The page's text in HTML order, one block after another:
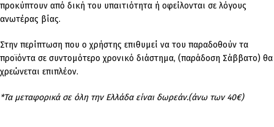
προκύπτουν από δική του υπαιτιότητα ή οφείλονται σε λόγους
ανωτέρας βίας.
Στην περίπτωση που ο χρήστης επιθυμεί να του παραδοθούν τα
προϊόντα σε συντομότερο χρονικό διάστημα, (παράδοση Σάββατο) θα
χρεώνεται επιπλέον.
*Τα μεταφορικά σε όλη την Ελλάδα είναι δωρεάν.(άνω των 40€)